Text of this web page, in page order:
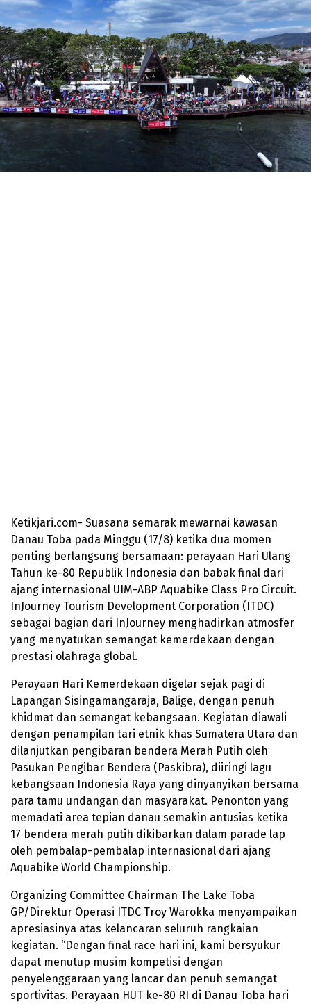
Ketikjari.com- Suasana semarak mewarnai kawasan
Danau Toba pada Minggu (17/8) ketika dua momen
penting berlangsung bersamaan: perayaan Hari Ulang
Tahun ke-80 Republik Indonesia dan babak final dari
ajang internasional UIM-ABP Aquabike Class Pro Circuit.
InJourney Tourism Development Corporation (ITDC)
sebagai bagian dari InJourney menghadirkan atmosfer
yang menyatukan semangat kemerdekaan dengan
prestasi olahraga global.
Perayaan Hari Kemerdekaan digelar sejak pagi di
Lapangan Sisingamangaraja, Balige, dengan penuh
khidmat dan semangat kebangsaan. Kegiatan diawali
dengan penampilan tari etnik khas Sumatera Utara dan
dilanjutkan pengibaran bendera Merah Putih oleh
Pasukan Pengibar Bendera (Paskibra), diiringi lagu
kebangsaan Indonesia Raya yang dinyanyikan bersama
para tamu undangan dan masyarakat. Penonton yang
memadati area tepian danau semakin antusias ketika
17 bendera merah putih dikibarkan dalam parade lap
oleh pembalap-pembalap internasional dari ajang
Aquabike World Championship.
Organizing Committee Chairman The Lake Toba
GP/Direktur Operasi ITDC Troy Warokka menyampaikan
apresiasinya atas kelancaran seluruh rangkaian
kegiatan. “Dengan final race hari ini, kami bersyukur
dapat menutup musim kompetisi dengan
penyelenggaraan yang lancar dan penuh semangat
sportivitas. Perayaan HUT ke-80 RI di Danau Toba hari